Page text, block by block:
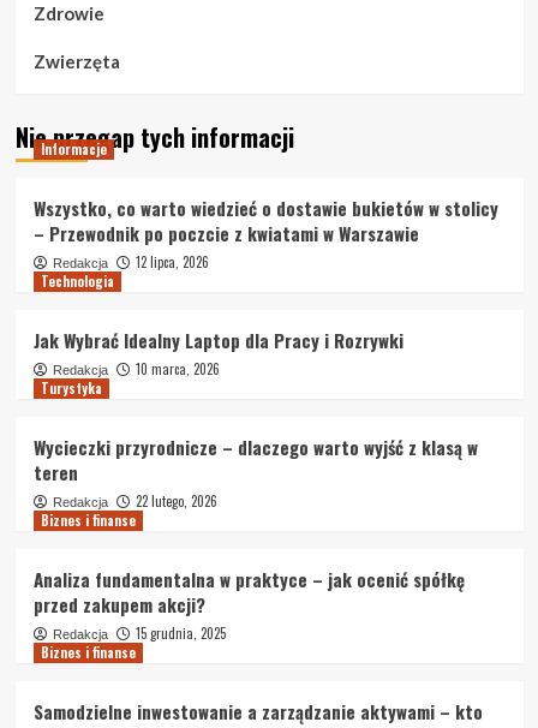
Zdrowie
Zwierzęta
Nie przegap tych informacji
Informacje
Wszystko, co warto wiedzieć o dostawie bukietów w stolicy
– Przewodnik po poczcie z kwiatami w Warszawie
Redakcja
12 lipca, 2026
Technologia
Jak Wybrać Idealny Laptop dla Pracy i Rozrywki
Redakcja
10 marca, 2026
Turystyka
Wycieczki przyrodnicze – dlaczego warto wyjść z klasą w
teren
Redakcja
22 lutego, 2026
Biznes i finanse
Analiza fundamentalna w praktyce – jak ocenić spółkę
przed zakupem akcji?
Redakcja
15 grudnia, 2025
Biznes i finanse
Samodzielne inwestowanie a zarządzanie aktywami – kto